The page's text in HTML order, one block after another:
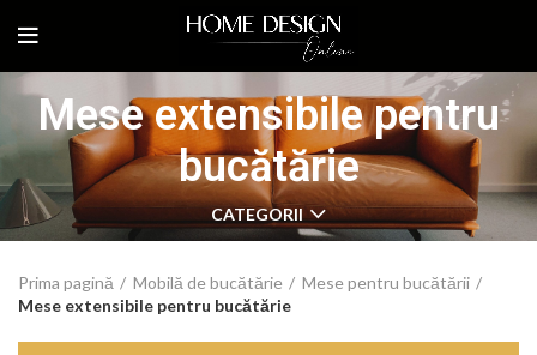
Mese extensibile pentru
bucătărie
CATEGORII
Prima pagină Mobilă de bucătărie
Mese pentru bucătării
Mese extensibile pentru bucătărie